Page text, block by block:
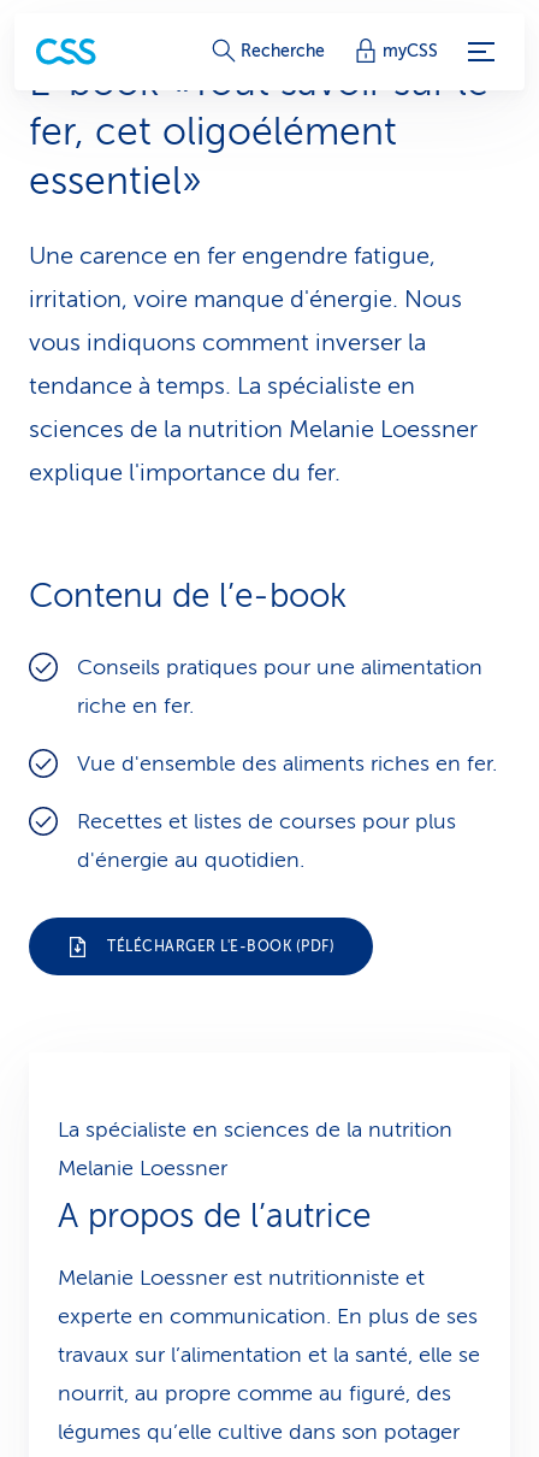
L
i
e
s
d
e
s
e
r
e
Recherche myCSS
E-book «Tout savoir sur le
fer, cet oligo­élément
essentiel»
Une carence en fer engendre fatigue,
irritation, voire manque d'énergie. Nous
vous indiquons comment inverser la
tendance à temps. La spécialiste en
sciences de la nutrition Melanie Loessner
explique l'importance du fer.
Contenu de l’e-book
Conseils pratiques pour une alimentation
riche en fer.
Vue d'ensemble des aliments riches en fer.
Recettes et listes de courses pour plus
d'énergie au quotidien.
TÉLÉCHARGER L'E-BOOK (PDF)
La spécialiste en sciences de la nutrition
Melanie Loessner
A propos de l’autrice
Melanie Loessner est nutritionniste et
experte en communication. En plus de ses
travaux sur l’alimentation et la santé, elle se
nourrit, au propre comme au figuré, des
légumes qu’elle cultive dans son potager